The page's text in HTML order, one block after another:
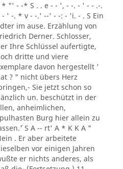
"' - -* S . . e - - ', - -. - ' - - .-.
- ' -. * v - -.' --' - -: - 'i. - . S Ein
im ause. Erzählung von
Derner. Schlosser,
Ihre Schlüssel aufertigte,
dritte und viere
davon hergestellt '
? " nicht übers Herz
Sie jetzt schon so
un. beschützt in der
anheimlichen,
Burg hier allein zu
S A -- rt' A * K K A "
. Er aber arbeitete
vor einigen Jahren
er nichts anderes, als